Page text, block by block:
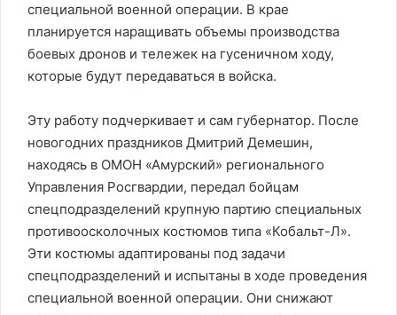
специальной военной операции. В крае
планируется наращивать объемы производства
боевых дронов и тележек на гусеничном ходу,
которые будут передаваться в войска.
Эту работу подчеркивает и сам губернатор. После
новогодних праздников Дмитрий Демешин,
находясь в ОМОН «Амурский» регионального
Управления Росгвардии, передал бойцам
спецподразделений крупную партию специальных
противоосколочных костюмов типа «Кобальт-Л».
Эти костюмы адаптированы под задачи
спецподразделений и испытаны в ходе проведения
специальной военной операции. Они снижают